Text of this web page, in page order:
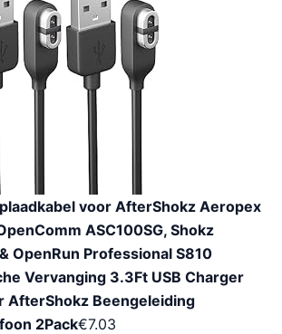
voor AfterShokz Aeropex
ASC100SG, Shokz
OpenRun Professional S810
Vervanging 3.3Ft USB Charger
AfterShokz Beengeleiding
2Pack€7.03